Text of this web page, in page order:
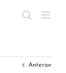
Anterior